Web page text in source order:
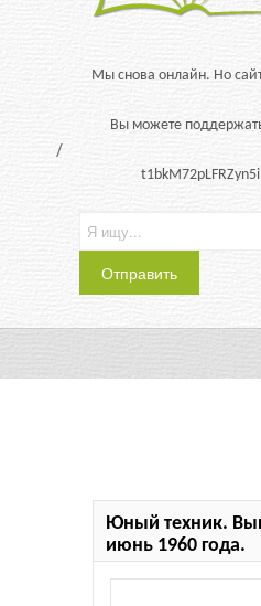
Мы снова онлайн. Но
Вы можете
Юный техник.
июнь 1960 года.